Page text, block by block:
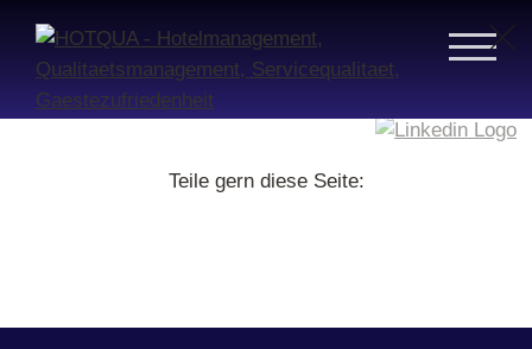
Teile gern diese Seite: